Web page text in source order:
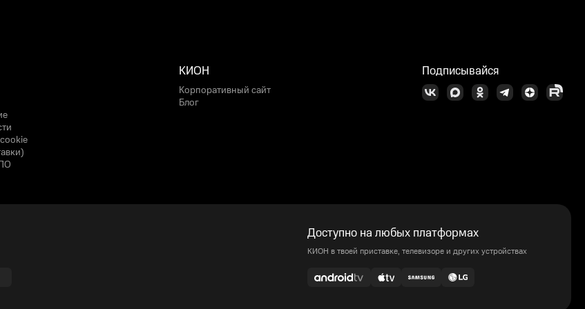
КИОН
Корпоративный сайт
Блог
Подписывайся
Доступно на любых платформах
КИОН в твоей приставке, телевизоре и других устройствах